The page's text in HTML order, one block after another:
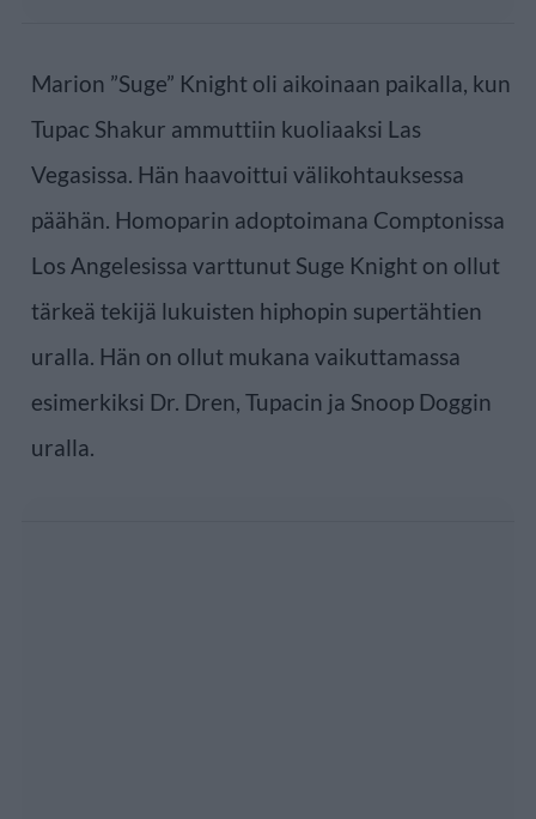
Marion ”Suge” Knight oli aikoinaan paikalla, kun
Tupac Shakur ammuttiin kuoliaaksi Las
Vegasissa. Hän haavoittui välikohtauksessa
päähän. Homoparin adoptoimana Comptonissa
Los Angelesissa varttunut Suge Knight on ollut
tärkeä tekijä lukuisten hiphopin supertähtien
uralla. Hän on ollut mukana vaikuttamassa
esimerkiksi Dr. Dren, Tupacin ja Snoop Doggin
uralla.